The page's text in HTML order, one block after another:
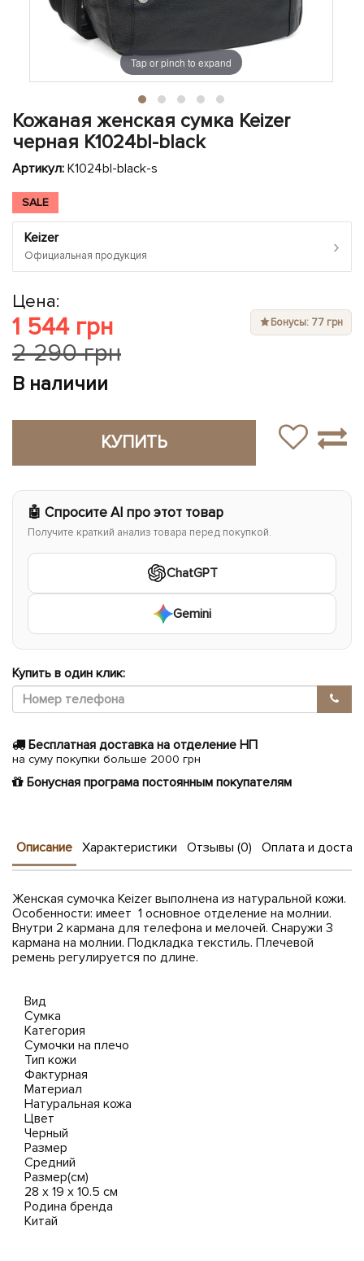
Показать все
Показать все
ЧЕХЛЫ ДЛЯ НОУТБУКОВ
Показать все
Tap or pinch to expand
Кожаная женская сумка Keizer
черная K1024bl-black
Артикул: K1024bl-black-s
SALE
Keizer
Официальная продукция ›
Цена:
1 544 грн
2 290 грн
Бонусы: 77 грн
В наличии
КУПИТЬ
🤖 Спросите AI про этот товар
Получите краткий анализ товара перед покупкой.
ChatGPT
Gemini
Купить в один клик:
Бесплатная доставка на отделение НП
на суму покупки больше 2000 грн
Бонусная програма постоянным покупателям
Описание Характеристики Отзывы (0) Оплата и
Женская сумочка Keizer выполнена из натуральной кожи.
Особенности: имеет 1 основное отделение на молнии.
Внутри 2 кармана для телефона и мелочей. Снаружи 3
кармана на молнии. Подкладка текстиль. Плечевой
ремень регулируется по длине.
Вид
Сумка
Категория
Сумочки на плечо
Тип кожи
Фактурная
Материал
Натуральная кожа
Цвет
Черный
Размер
Средний
Размер(см)
28 х 19 х 10.5 см
Родина бренда
Китай